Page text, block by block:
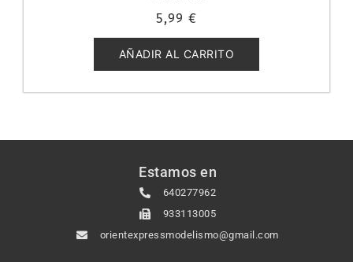
con
de
5
5,99 €
AÑADIR AL CARRITO
Estamos en
640277962
933113005
orientexpressmodelismo@gmail.com